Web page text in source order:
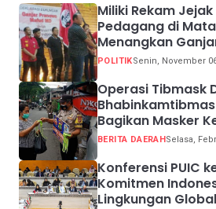
Miliki Rekam
Pedagang di
Menangkan
POLITIKSenin, November
Operasi Tibmask
Bagikan Masker
Pelanggar Prokes
BERITA DAERAHSelasa,
Konferensi PUIC
Komitmen
Lingkungan Global